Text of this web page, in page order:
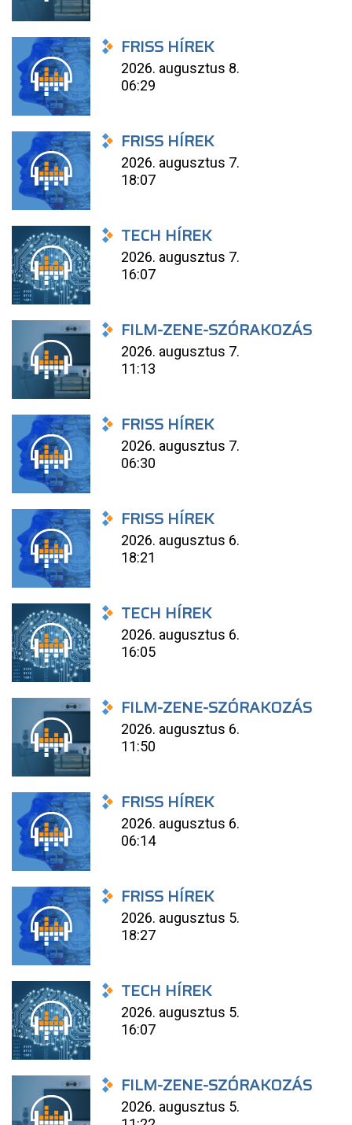
FRISS HÍREK
2026. augusztus 8.
06:29
FRISS HÍREK
2026. augusztus 7.
18:07
TECH HÍREK
2026. augusztus 7.
16:07
FILM-ZENE-SZÓRAKOZÁS
2026. augusztus 7.
11:13
FRISS HÍREK
2026. augusztus 7.
06:30
FRISS HÍREK
2026. augusztus 6.
18:21
TECH HÍREK
2026. augusztus 6.
16:05
FILM-ZENE-SZÓRAKOZÁS
2026. augusztus 6.
11:50
FRISS HÍREK
2026. augusztus 6.
06:14
FRISS HÍREK
2026. augusztus 5.
18:27
TECH HÍREK
2026. augusztus 5.
16:07
FILM-ZENE-SZÓRAKOZÁS
2026. augusztus 5.